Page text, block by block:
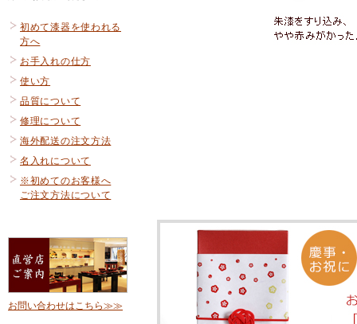
初めて漆器を使われる
方へ
お手入れの仕方
使い方
品質について
修理について
海外配送の注文方法
名入れについて
※初めてのお客様へ
ご注文方法について
お問い合わせはこちら≫≫